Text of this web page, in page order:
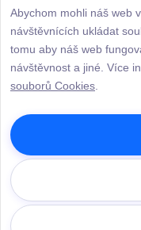
Abychom mohli náš web
návštěvnících ukládat
tomu aby náš web
návštěvnost a jiné. Více
souborů Cookies